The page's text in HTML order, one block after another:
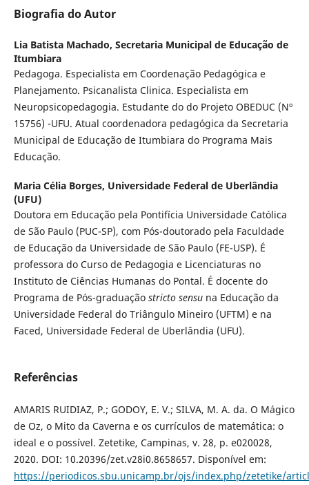
Biografia do Autor
Lia Batista Machado, Secretaria Municipal de Educação de
Itumbiara
Pedagoga. Especialista em Coordenação Pedagógica e
Planejamento. Psicanalista Clinica. Especialista em
Neuropsicopedagogia. Estudante do do Projeto OBEDUC (Nº
15756) -UFU. Atual coordenadora pedagógica da Secretaria
Municipal de Educação de Itumbiara do Programa Mais
Educação.
Maria Célia Borges, Universidade Federal de Uberlândia
(UFU)
Doutora em Educação pela Pontifícia Universidade Católica
de São Paulo (PUC-SP), com Pós-doutorado pela Faculdade
de Educação da Universidade de São Paulo (FE-USP). É
professora do Curso de Pedagogia e Licenciaturas no
Instituto de Ciências Humanas do Pontal. É docente do
Programa de Pós-graduação stricto sensuna Educação da
Universidade Federal do Triângulo Mineiro (UFTM) e na
Faced, Universidade Federal de Uberlândia (UFU).
Referências
AMARIS RUIDIAZ, P.; GODOY, E. V.; SILVA, M. A. da. O Mágico
de Oz, o Mito da Caverna e os currículos de matemática: o
ideal e o possível. Zetetike, Campinas, v. 28, p. e020028,
2020. DOI: 10.20396/zet.v28i0.8658657. Disponível em:
https://periodicos.sbu.unicamp.br/ojs/index.php/zetetike/